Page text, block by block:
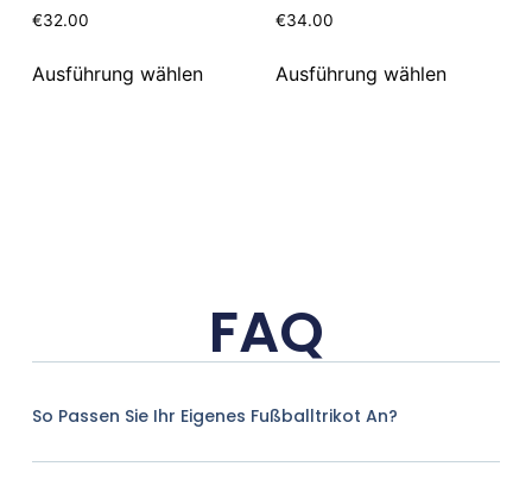
€32.00
Ausführung wählen
€34.00
Ausführung wählen
FAQ
So Passen Sie Ihr Eigenes Fußballtrikot An?